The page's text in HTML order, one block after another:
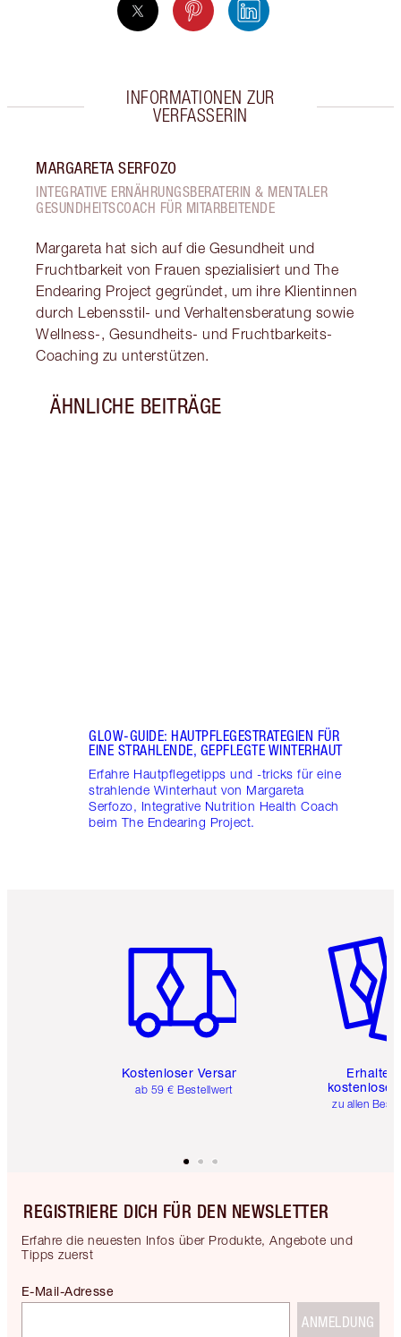
INFORMATIONEN ZUR
VERFASSERIN
MARGARETA SERFOZO
INTEGRATIVE ERNÄHRUNGSBERATERIN & MENTALER
GESUNDHEITSCOACH FÜR MITARBEITENDE
Margareta hat sich auf die Gesundheit und
Fruchtbarkeit von Frauen spezialisiert und The
Endearing Project gegründet, um ihre Klientinnen
durch Lebensstil- und Verhaltensberatung sowie
Wellness-, Gesundheits- und Fruchtbarkeits-
Coaching zu unterstützen.
ÄHNLICHE BEITRÄGE
GLOW-GUIDE: HAUTPFLEGESTRATEGIEN FÜR
EINE STRAHLENDE, GEPFLEGTE WINTERHAUT
Erfahre Hautpflegetipps und -tricks für eine
strahlende Winterhaut von Margareta
Serfozo, Integrative Nutrition Health Coach
beim The Endearing Project.
Kostenloser Versand
ab 59 € Bestellwert
Erhalte
kostenlose
zu allen
REGISTRIERE DICH FÜR DEN NEWSLETTER
Erfahre die neuesten Infos über Produkte, Angebote und
Tipps zuerst
E-Mail-Adresse
ANMELDUNG